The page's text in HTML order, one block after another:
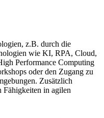
z.B. durch die
wie KI, RPA, Cloud,
Performance Computing
oder den Zugang zu
Zusätzlich
Fähigkeiten in agilen